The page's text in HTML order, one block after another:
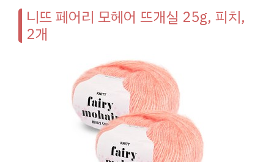
니뜨 페어리 모헤어 뜨개실 25g, 피치,
2개